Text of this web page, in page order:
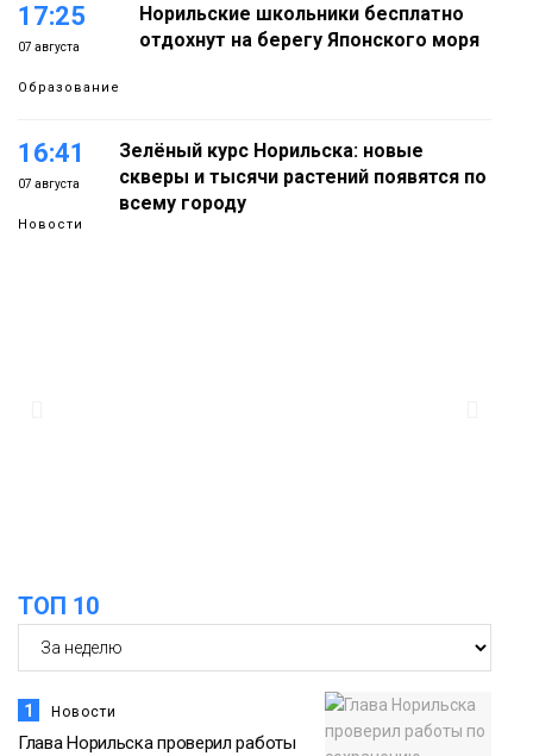
17:25
07 августа
Образование
Норильские школьники бесплатно
отдохнут на берегу Японского моря
16:41
07 августа
Новости
Зелёный курс Норильска: новые
скверы и тысячи растений появятся по
всему городу
07 августа
ТОП 10
1 Новости
Глава Норильска проверил работы